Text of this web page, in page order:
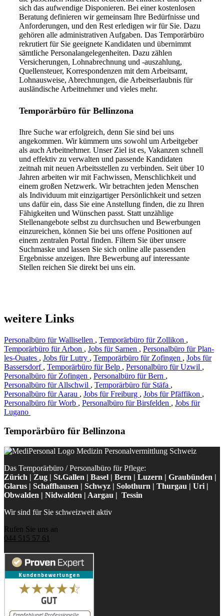
sich das aufwendige Disponieren. Bei einer kostenlosen
Beratung definieren wir gemeinsam Ihre Bedürfnisse und
Anforderungen, und den Rest erledigen wir für Sie. Dazu
gehören alle administrativen Aufgaben. Das Temporärbüro
rekrutiert für Sie geeignete Kandidaten und übernimmt
sämtliche Personalangelegenheiten. Dazu zählen
Versicherungen, Lohnabrechnung und -auszahlung,
Quellensteuer, Korrespondenzen mit dem Arbeitsamt,
Lohnausweise, Abrechnungen, die Arbeitserlaubnis für
ausländische Arbeitnehmer und vieles mehr.
Temporärbüro für Bellinzona
Ihre Suche war erfolgreich, denn Sie sind bei uns
angekommen. Wir kümmern uns sowohl um Arbeitgeber
als auch Arbeitnehmer. Unser Ziel ist es, Vakanzen schnell
und effektiv zu verwalten und passende Kandidaten
zeitnah mit neuen Arbeitsstellen zu verbinden. Seit über 10
Jahren arbeiten wir mit Fachwissen, Menschlichkeit und
einem großen Netzwerk. Wir betrachten jeden Menschen
als Individuum mit einzigartiger Persönlichkeit und setzen
uns dafür ein, dass Sie eine Anstellung finden, die zu Ihren
Fähigkeiten und Wünschen passt. Statt unzählige
Stellenangebote selbst zu durchsuchen und Bewerbungen
einzureichen, können Sie bei uns offene Positionen auf
einem zentralen Portal finden. Filtern Sie über unsere
Suchmaske und lassen Sie sich online alle passenden
Ergebnisse anzeigen. Ihre Bewerbung auf interessante
Stellen reichen Sie direkt bei uns ein.
weitere Links
Personalbüro für Wallisellen , Temporärbüro für Zollikon ,
Temporärbüro für Arbon , Jobs für Sarnen , Personalbüro für Plan-
les-Ouates , Jobs für Lutry , Temporärbüro für Zofingen , Jobs für
Bassersdorf , Temporärbüro für Belp , Personalbüro für Uzwil ,
Personalbüro für Zofingen , Personalbüro für Bern ,
Personalbüro für Allschwil , Temporärbüro für Stäfa ,
Personalbüro für Aarau , Jobs für Freiburg , Jobs für Pfäffikon ,
Personalbüro für Worb , Personalbüro für Birsfelden , Jobs für
Lugano
Temporärbüro für Bellinzona
Das Temporärbüro / Personalbüro für Pflege:
Zürich | Zug | St.Gallen | Basel | Bern | Luzern | Graubünden |
Glarus | Schaffhausen | Schwyz | Solothurn | Thurgau | Uri |
Obwalden | Nidwalden | Aargau | Tessin
Wir sind für Sie schweizweit aktiv
Rufen Sie uns an
044 515 57 61